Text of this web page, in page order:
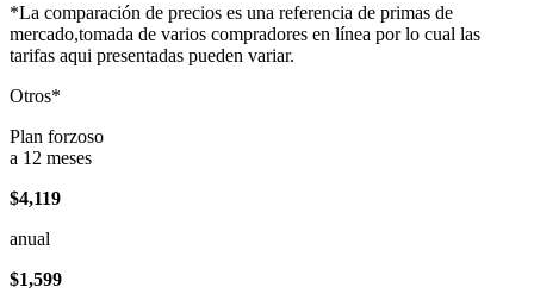
*La comparación de precios es una referencia de primas de
mercado,tomada de varios compradores en línea por lo cual las
tarifas aqui presentadas pueden variar.
Otros*
Plan forzoso
a 12 meses
$4,119
anual
$1,599